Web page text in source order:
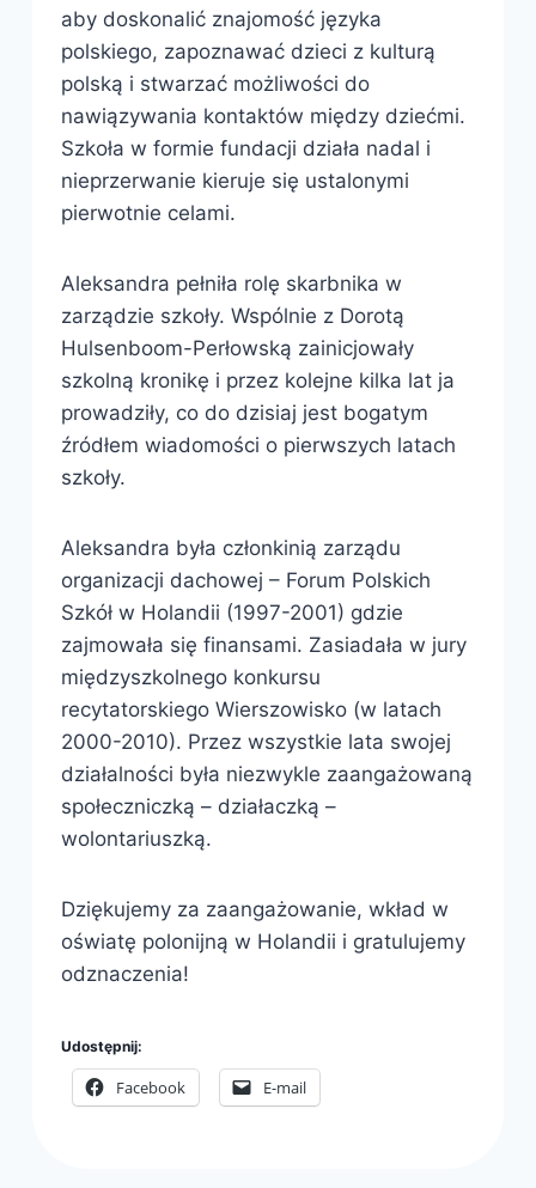
aby doskonalić znajomość języka
polskiego, zapoznawać dzieci z kulturą
polską i stwarzać możliwości do
nawiązywania kontaktów między dziećmi.
Szkoła w formie fundacji działa nadal i
nieprzerwanie kieruje się ustalonymi
pierwotnie celami.
Aleksandra pełniła rolę skarbnika w
zarządzie szkoły. Wspólnie z Dorotą
Hulsenboom-Perłowską zainicjowały
szkolną kronikę i przez kolejne kilka lat ja
prowadziły, co do dzisiaj jest bogatym
źródłem wiadomości o pierwszych latach
szkoły.
Aleksandra była członkinią zarządu
organizacji dachowej – Forum Polskich
Szkół w Holandii (1997-2001) gdzie
zajmowała się finansami. Zasiadała w jury
międzyszkolnego konkursu
recytatorskiego Wierszowisko (w latach
2000-2010). Przez wszystkie lata swojej
działalności była niezwykle zaangażowaną
społeczniczką – działaczką –
wolontariuszką.
Dziękujemy za zaangażowanie, wkład w
oświatę polonijną w Holandii i gratulujemy
odznaczenia!
Udostępnij:
Facebook E-mail